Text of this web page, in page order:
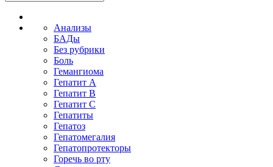
Анализы
БАДы
Без рубрики
Боль
Гемангиома
Гепатит A
Гепатит B
Гепатит C
Гепатиты
Гепатоз
Гепатомегалия
Гепатопротекторы
Горечь во рту